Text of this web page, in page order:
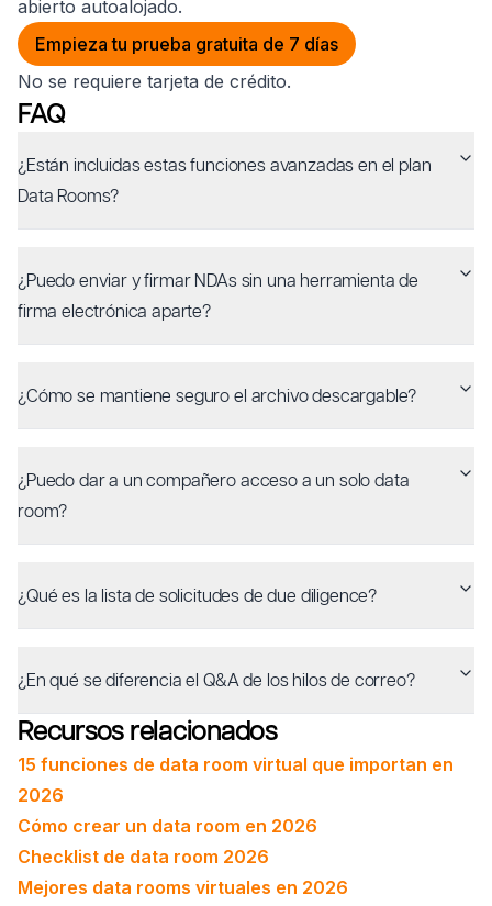
abierto autoalojado.
Empieza tu prueba gratuita de 7 días
No se requiere tarjeta de crédito.
FAQ
¿Están incluidas estas funciones avanzadas en el plan
Data Rooms?
¿Puedo enviar y firmar NDAs sin una herramienta de
firma electrónica aparte?
¿Cómo se mantiene seguro el archivo descargable?
¿Puedo dar a un compañero acceso a un solo data
room?
¿Qué es la lista de solicitudes de due diligence?
¿En qué se diferencia el Q&A de los hilos de correo?
Recursos relacionados
15 funciones de data room virtual que importan en
2026
Cómo crear un data room en 2026
Checklist de data room 2026
Mejores data rooms virtuales en 2026